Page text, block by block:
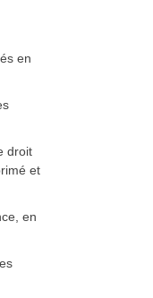
en
droit
et
en